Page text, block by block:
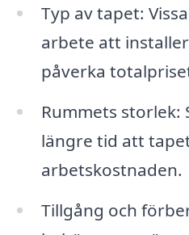
Typ av tapet:
arbete att
påverka
Rummets
längre tid att
arbetskostnaden.
Tillgång och